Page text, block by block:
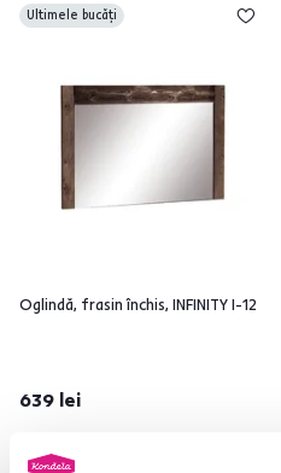
Ultimele bucăți
Oglindă, frasin închis, INFINITY I-12
639 lei